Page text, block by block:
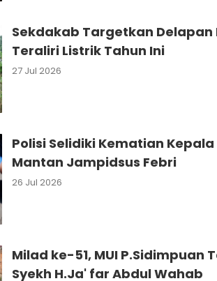
Sekdakab Targetkan Delapan
Teraliri Listrik Tahun Ini
27 Jul 2026
Polisi Selidiki Kematian
Mantan Jampidsus Febri
26 Jul 2026
Milad ke-51, MUI P.Sidimpuan
Syekh H.Ja' far Abdul Wahab